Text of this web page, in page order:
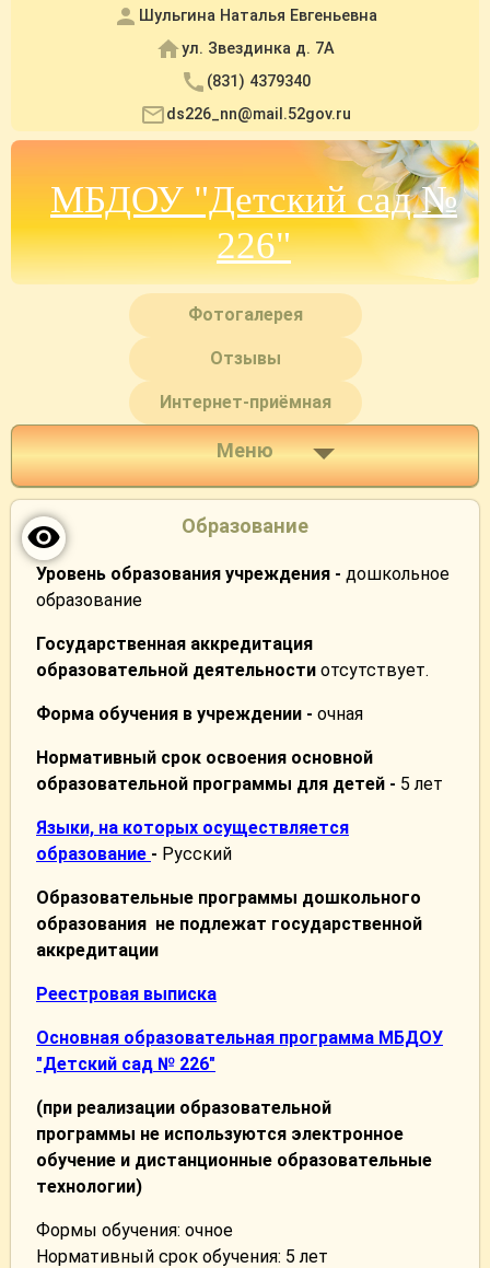
Шульгина Наталья Евгеньевна
ул. Звездинка д. 7А
(831) 4379340
ds226_nn@mail.52gov.ru
МБДОУ "Детский сад №
226"
Фотогалерея
Отзывы
Интернет-приёмная
Меню
Образование
Уровень образования учреждения - дошкольное
образование
Государственная аккредитация
образовательной деятельности отсутствует.
Форма обучения в учреждении - очная
Нормативный срок освоения основной
образовательной программы для детей - 5 лет
Языки, на которых осуществляется
образование - Русский
Образовательные программы дошкольного
образования не подлежат государственной
аккредитации
Реестровая выписка
Основная образовательная программа МБДОУ
"Детский сад № 226"
(при реализации образовательной
программы не используются электронное
обучение и дистанционные образовательные
технологии)
Формы обучения: очное
Нормативный срок обучения: 5 лет